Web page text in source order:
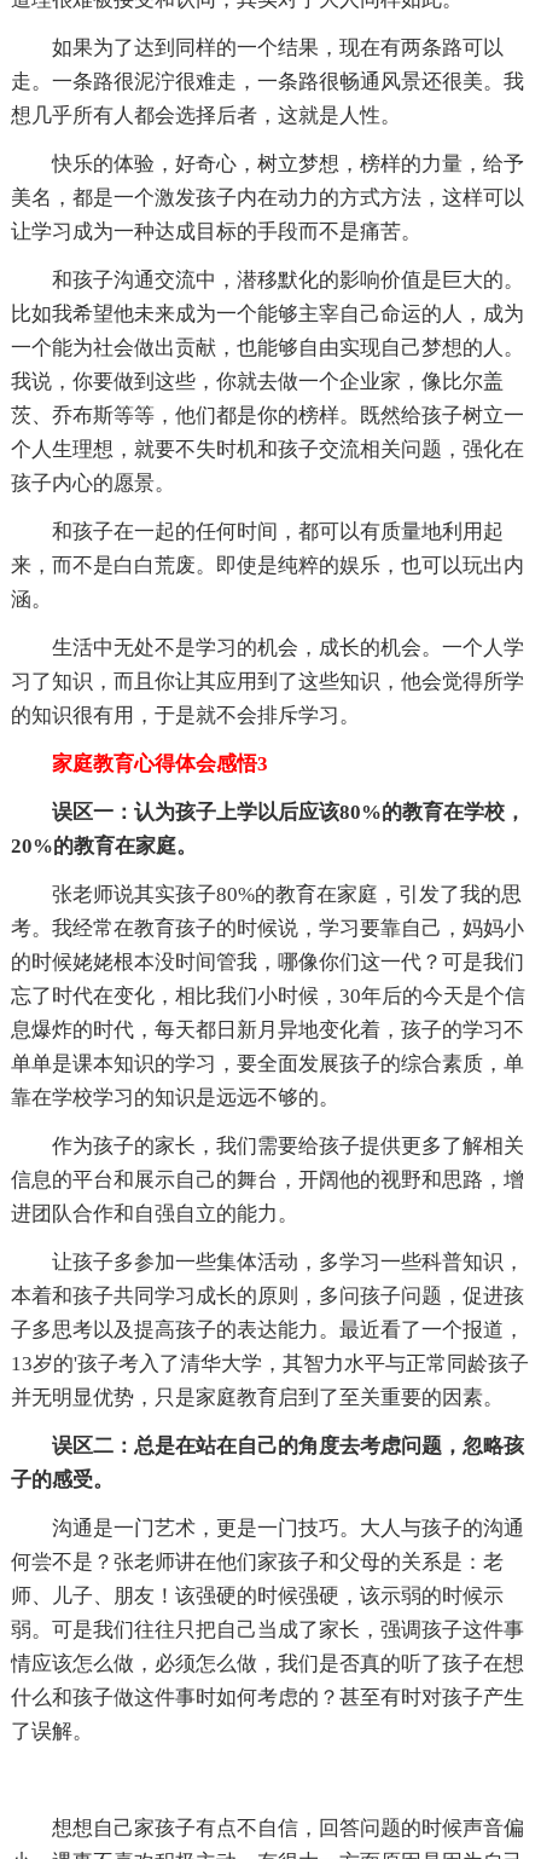
如果为了达到同样的一个结果，现在有两条路可以
走。一条路很泥泞很难走，一条路很畅通风景还很美。我
想几乎所有人都会选择后者，这就是人性。
快乐的体验，好奇心，树立梦想，榜样的力量，给予
美名，都是一个激发孩子内在动力的方式方法，这样可以
让学习成为一种达成目标的手段而不是痛苦。
和孩子沟通交流中，潜移默化的影响价值是巨大的。
比如我希望他未来成为一个能够主宰自己命运的人，成为
一个能为社会做出贡献，也能够自由实现自己梦想的人。
我说，你要做到这些，你就去做一个企业家，像比尔盖
茨、乔布斯等等，他们都是你的榜样。既然给孩子树立一
个人生理想，就要不失时机和孩子交流相关问题，强化在
孩子内心的愿景。
和孩子在一起的任何时间，都可以有质量地利用起
来，而不是白白荒废。即使是纯粹的娱乐，也可以玩出内
涵。
生活中无处不是学习的机会，成长的机会。一个人学
习了知识，而且你让其应用到了这些知识，他会觉得所学
的知识很有用，于是就不会排斥学习。
家庭教育心得体会感悟3
误区一：认为孩子上学以后应该80%的教育在学校，
20%的教育在家庭。
张老师说其实孩子80%的教育在家庭，引发了我的思
考。我经常在教育孩子的时候说，学习要靠自己，妈妈小
的时候姥姥根本没时间管我，哪像你们这一代？可是我们
忘了时代在变化，相比我们小时候，30年后的今天是个信
息爆炸的时代，每天都日新月异地变化着，孩子的学习不
单单是课本知识的学习，要全面发展孩子的综合素质，单
靠在学校学习的知识是远远不够的。
作为孩子的家长，我们需要给孩子提供更多了解相关
信息的平台和展示自己的舞台，开阔他的视野和思路，增
进团队合作和自强自立的能力。
让孩子多参加一些集体活动，多学习一些科普知识，
本着和孩子共同学习成长的原则，多问孩子问题，促进孩
子多思考以及提高孩子的表达能力。最近看了一个报道，
13岁的'孩子考入了清华大学，其智力水平与正常同龄孩子
并无明显优势，只是家庭教育启到了至关重要的因素。
误区二：总是在站在自己的角度去考虑问题，忽略孩
子的感受。
沟通是一门艺术，更是一门技巧。大人与孩子的沟通
何尝不是？张老师讲在他们家孩子和父母的关系是：老
师、儿子、朋友！该强硬的时候强硬，该示弱的时候示
弱。可是我们往往只把自己当成了家长，强调孩子这件事
情应该怎么做，必须怎么做，我们是否真的听了孩子在想
什么和孩子做这件事时如何考虑的？甚至有时对孩子产生
了误解。
想想自己家孩子有点不自信，回答问题的时候声音偏